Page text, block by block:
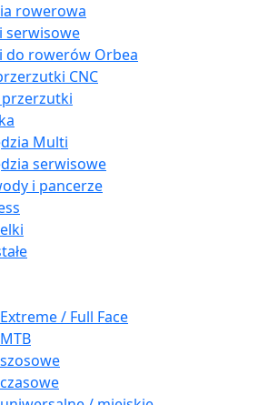
rowerowa
serwisowe
do rowerów Orbea
CNC
przerzutki
Multi
serwisowe
i pancerze
/ Full Face